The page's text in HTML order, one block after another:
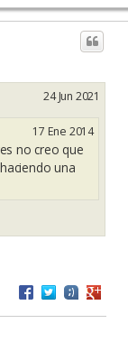
24 Jun 2021
17 Ene 2014
no creo que
una